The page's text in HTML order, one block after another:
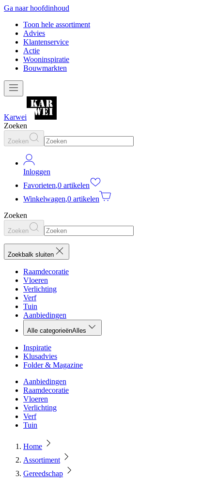
Ga naar hoofdinhoud
Toon hele assortiment
Advies
Klantenservice
Actie
Wooninspiratie
Bouwmarkten
Karwei
Zoeken
Zoeken
Inloggen
Favorieten,0 artikelen
Winkelwagen,0 artikelen
Zoeken
Zoeken
Zoekbalk sluiten
Raamdecoratie
Vloeren
Verlichting
Verf
Tuin
Aanbiedingen
Alle categorieënAlles
Inspiratie
Klusadvies
Folder & Magazine
Aanbiedingen
Raamdecoratie
Vloeren
Verlichting
Verf
Tuin
Home
Assortiment
Gereedschap